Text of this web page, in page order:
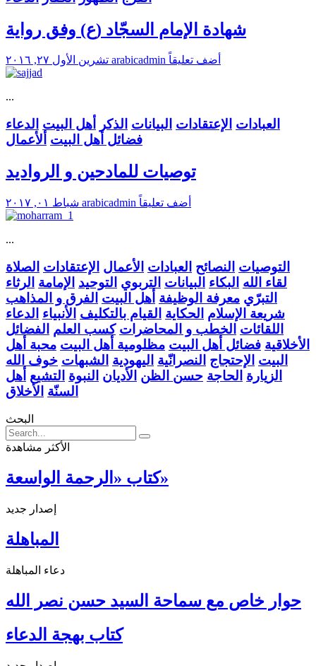
شهادة الإمام السجّاد (ع) وفق رواية
arabicadmin أضف تعليقاً
...
العبادات الإعتقادات البيانات الذكر أهل البيت الدعاء
فضائل أهل البيت ألأعمال
توصيات للمادحين و الرواديد
arabicadmin أضف تعليقاً
...
التوصيات النصائح العبادات الأعمال الإعتقادات الصلاة
لقاء الله البكاء البيانات التربوي التوحيد الإمامة الرثاء
التبرّي معرفة الوظيفة أهل البيت الفرق و المذاهب
شريعة الإسلام الحكاية القيام بالتكليف الأنبياء الدعاء
اللقائات الخطب و المحاضرات كسب العلم
الفضائل
الأخلاقية فضائل أهل البيت مظلومية أهل البيت محبة أهل
البيت الإحتجاج النصرانّية اليهودية الشبهات خوف الله
الزيارة الحاجة حسن الظن الأديان النبوة التشيع أهل
السنّة الأخلاق
البحث
الأكثر مشاهدة
كتاب «الرحمة الواسعة»
إصدار جديد
المباهلة
دعاء المباهلة
حوار خاص مع سماحة السيد حسن نصر الله
كتاب بهجة الدعاء